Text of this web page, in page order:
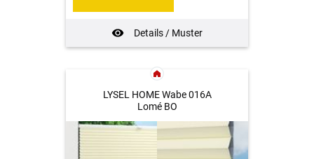
Details / Muster
LYSEL HOME Wabe 016A
Lomé BO